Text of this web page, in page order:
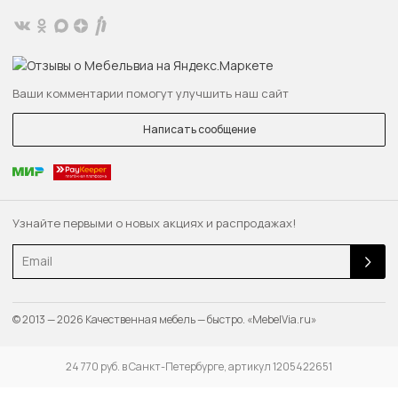
24 770 руб. в Санкт-Петербурге, артикул 1205422651
Узнайте первыми о новых акциях и распродажах!
Ваши комментарии помогут улучшить наш сайт
Написать сообщение
© 2013 — 2026 Качественная мебель — быстро. «MebelVia.ru»